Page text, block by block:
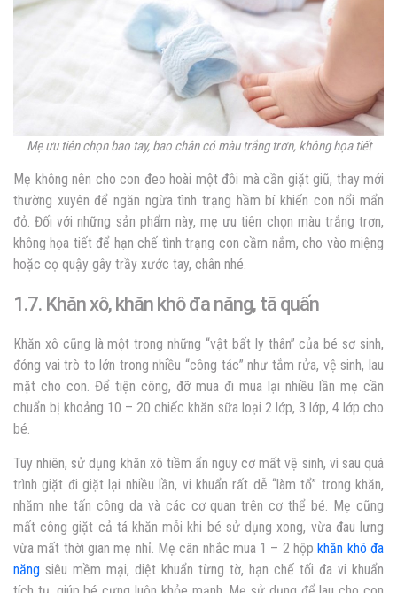
Mẹ ưu tiên chọn bao tay, bao chân có màu trắng trơn, không họa tiết
Mẹ không nên cho con đeo hoài một đôi mà cần giặt giũ, thay mới
thường xuyên để ngăn ngừa tình trạng hầm bí khiến con nổi mẩn
đỏ. Đối với những sản phẩm này, mẹ ưu tiên chọn màu trắng trơn,
không họa tiết để hạn chế tình trạng con cầm nắm, cho vào miệng
hoặc cọ quậy gây trầy xước tay, chân nhé.
1.7. Khăn xô, khăn khô đa năng, tã quấn
Khăn xô cũng là một trong những “vật bất ly thân” của bé sơ sinh,
đóng vai trò to lớn trong nhiều “công tác” như tắm rửa, vệ sinh, lau
mặt cho con. Để tiện công, đỡ mua đi mua lại nhiều lần mẹ cần
chuẩn bị khoảng 10 – 20 chiếc khăn sữa loại 2 lớp, 3 lớp, 4 lớp cho
bé.
Tuy nhiên, sử dụng khăn xô tiềm ẩn nguy cơ mất vệ sinh, vì sau quá
trình giặt đi giặt lại nhiều lần, vi khuẩn rất dễ “làm tổ” trong khăn,
nhăm nhe tấn công da và các cơ quan trên cơ thể bé. Mẹ cũng
mất công giặt cả tá khăn mỗi khi bé sử dụng xong, vừa đau lưng
vừa mất thời gian mẹ nhỉ. Mẹ cân nhắc mua 1 – 2 hộpkhăn khô đa
năng siêu mềm mại, diệt khuẩn từng tờ, hạn chế tối đa vi khuẩn